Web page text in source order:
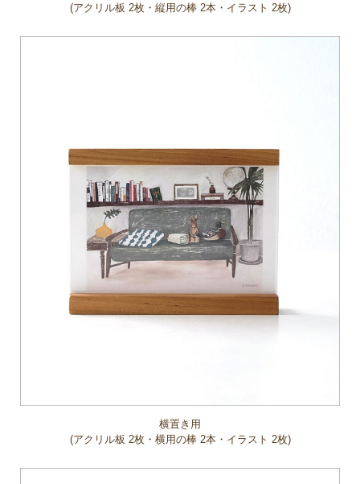
(アクリル板 2枚・縦用の棒 2本・イラスト 2枚)
横置き用
(アクリル板 2枚・横用の棒 2本・イラスト 2枚)